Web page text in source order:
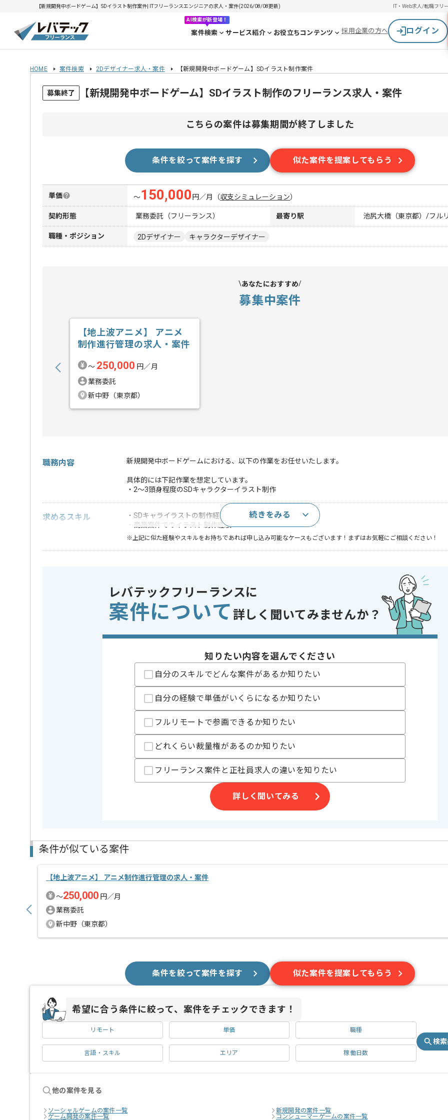
【新規開発中ボードゲーム】SDイラスト制作案件| ITフリーランスエンジニアの求人・案件(2026/08/08更新) IT・Web求人/転職フリ
AI検索が新登場！
案件検索 サービス紹介 お役立ちコンテンツ 採用企業の方へ ログイン
HOME 案件検索 2Dデザイナー求人・案件 【新規開発中ボードゲーム】SDイラスト制作案件
募集終了 【新規開発中ボードゲーム】SDイラスト制作のフリーランス求人・案件
こちらの案件は募集期間が終了しました
条件を絞って案件を探す 似た案件を提案してもらう
単価 〜150,000 円／月 （収支シミュレーション）
契約形態 業務委託（フリーランス） 最寄り駅 池尻大橋（東京都）/フル
職種・ポジション 2Dデザイナー キャラクターデザイナー
あなたにおすすめ
募集中案件
【地上波アニメ】 アニメ
制作進行管理の求人・案件
〜 250,000 円／月
業務委託
新中野（東京都）
職務内容 新規開発中ボードゲームにおける、以下の作業をお任せいたします。
具体的には下記作業を想定しています。
・2～3頭身程度のSDキャラクターイラスト制作
求めるスキル
・SDキャライラストの制作経験(3年以上)
・商業案件でのイラスト制作経験
※上記に似た経験やスキルをお持ちであれば申し込み可能なケースもございます！まずはお気軽にご相談ください！
特徴
20代活躍中 , 30代活躍中
精算条件
有
デザイン事業やクリエイターマネジメント、コンテンツ開発、
ゲーム開発事業などを行う企業の案件です。
今回は新規開発中ボードゲームにおけるイラスト制作に携わっていただきます。
基本的にはフルリモートでの作業を見込んでおります。
続きをみる
レバテックフリーランスに
案件について 詳しく聞いてみませんか？
知りたい内容を選んでください
自分のスキルでどんな案件があるか知りたい
自分の経験で単価がいくらになるか知りたい
フルリモートで参画できるか知りたい
どれくらい裁量権があるのか知りたい
フリーランス案件と正社員求人の違いを知りたい
詳しく聞いてみる
条件が似ている案件
【地上波アニメ】 アニメ制作進行管理の求人・案件
〜250,000 円／月
業務委託
新中野（東京都）
条件を絞って案件を探す 似た案件を提案してもらう
希望に合う条件に絞って、案件をチェックできます！
リモート 単価 職種
言語・スキル エリア 稼働日数
検
他の案件を見る
ソーシャルゲームの案件一覧
新規開発の案件一覧
ゲーム開発の案件一覧
コンシューマーゲームの案件一覧